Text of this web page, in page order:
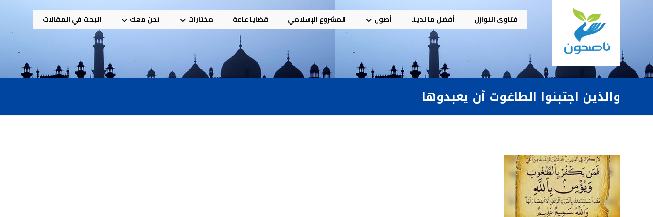
فتاوى النوازل أفضل ما لدينا أصول المشروع الإسلامي قضايا عامة مختارات نحن معك البحث في المقالات
والذين اجتبنوا الطاغوت أن يعبدوها